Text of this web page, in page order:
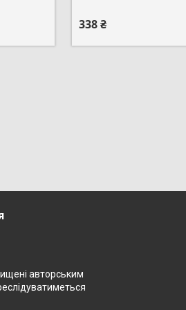
338 ₴
авторським